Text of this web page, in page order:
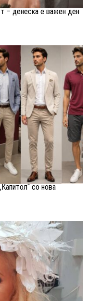
– денеска е важен ден
со нова